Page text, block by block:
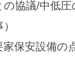
の協議/中低
家保安設備の